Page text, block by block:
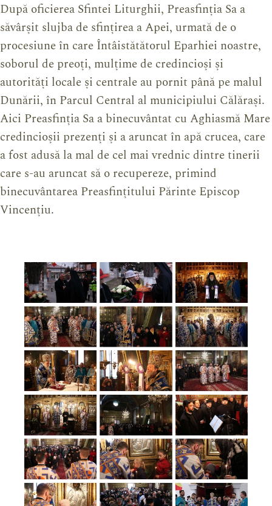
După oficierea Sfintei Liturghii, Preasfinția Sa a
săvârșit slujba de sfințirea a Apei, urmată de o
procesiune în care Întâistătătorul Eparhiei noastre,
soborul de preoți, mulțime de credincioși și
autorități locale și centrale au pornit până pe malul
Dunării, în Parcul Central al municipiului Călărași.
Aici Preasfinția Sa a binecuvântat cu Aghiasmă Mare
credincioșii prezenți și a aruncat în apă crucea, care
a fost adusă la mal de cel mai vrednic dintre tinerii
care s-au aruncat să o recupereze, primind
binecuvântarea Preasfințitului Părinte Episcop
Vincențiu.